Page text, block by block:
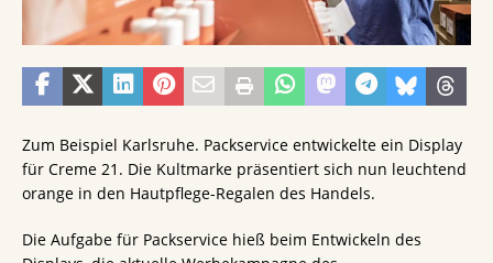
Zum Beispiel Karlsruhe. Packservice entwickelte ein Display
für Creme 21. Die Kultmarke präsentiert sich nun leuchtend
orange in den Hautpflege-Regalen des Handels.
Die Aufgabe für Packservice hieß beim Entwickeln des